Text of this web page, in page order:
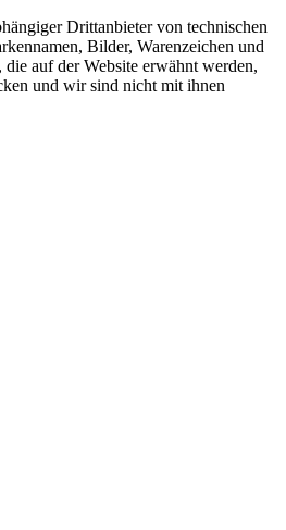
Drittanbieter von technischen
Bilder, Warenzeichen und
auf der Website erwähnt werden,
und wir sind nicht mit ihnen